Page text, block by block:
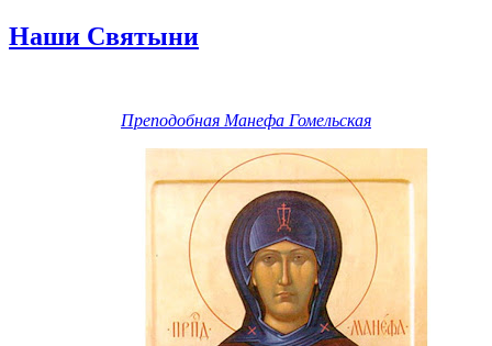
Наши Святыни
Преподобная Манефа Гомельская